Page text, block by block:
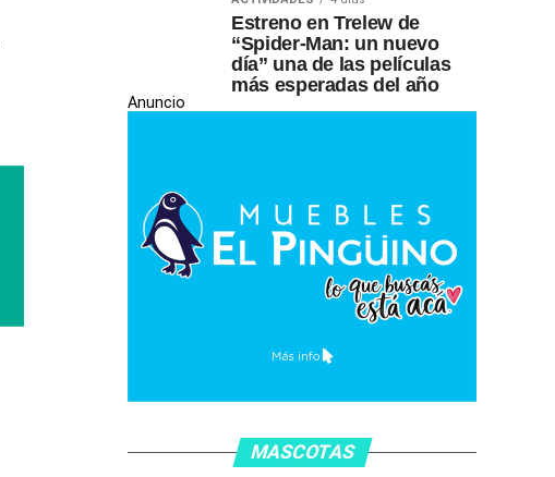
Estreno en Trelew de
“Spider-Man: un nuevo
día” una de las películas
más esperadas del año
Anuncio
MASCOTAS